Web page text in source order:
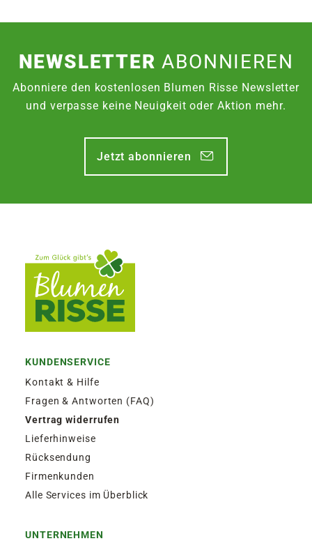
NEWSLETTERABONNIEREN
Abonniere den kostenlosen Blumen Risse Newsletter
und verpasse keine Neuigkeit oder Aktion mehr.
Jetzt abonnieren
KUNDENSERVICE
Kontakt & Hilfe
Fragen & Antworten (FAQ)
Vertrag widerrufen
Lieferhinweise
Rücksendung
Firmenkunden
Alle Services im Überblick
UNTERNEHMEN